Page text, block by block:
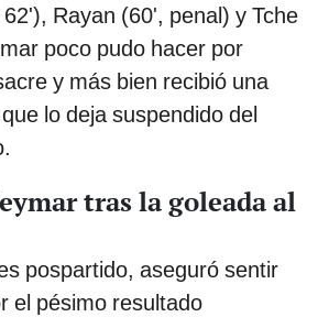
Rayan (60', penal) y Tche
poco pudo hacer por
y más bien recibió una
lo deja suspendido del
tras la goleada al
pospartido, aseguró sentir
el pésimo resultado